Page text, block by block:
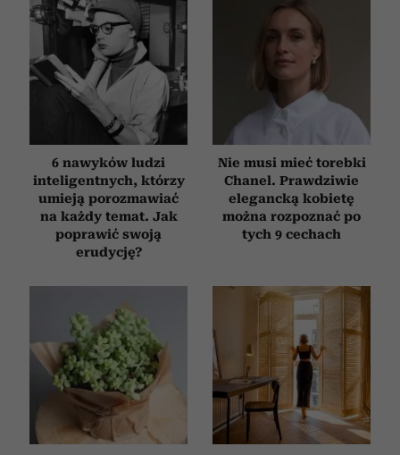
6 nawyków ludzi
inteligentnych, którzy
umieją porozmawiać
na każdy temat. Jak
poprawić swoją
erudycję?
Nie musi mieć torebki
Chanel. Prawdziwie
elegancką kobietę
można rozpoznać po
tych 9 cechach